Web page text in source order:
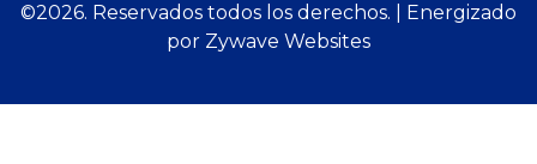
©2026. Reservados todos los derechos.
Energizado
por Zywave Websites